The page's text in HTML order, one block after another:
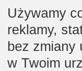
Używamy
reklamy,
bez zmiany
w Twoim